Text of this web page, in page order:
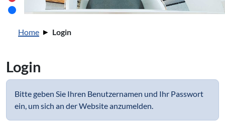
Sie sind hier:
Home Login
Login
Bitte geben Sie Ihren Benutzernamen und Ihr Passwort
ein, um sich an der Website anzumelden.